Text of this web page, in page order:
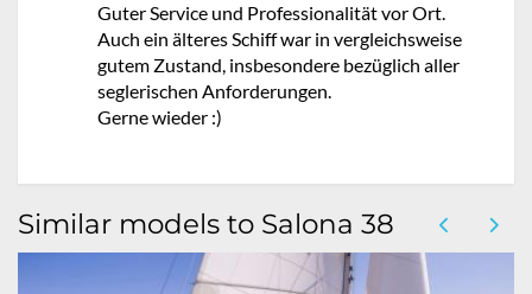
Guter Service und Professionalität vor Ort.
Auch ein älteres Schiff war in vergleichsweise
gutem Zustand, insbesondere bezüglich aller
seglerischen Anforderungen.
Gerne wieder :)
Similar models to Salona 38